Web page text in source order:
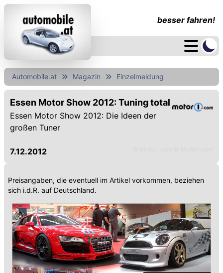
besser fahren!
Automobile.at Magazin Einzelmeldung
Essen Motor Show 2012: Tuning total
Essen Motor Show 2012: Die Ideen der
großen Tuner
7.12.2012
Preisangaben, die eventuell im Artikel vorkommen, beziehen
sich i.d.R. auf Deutschland.